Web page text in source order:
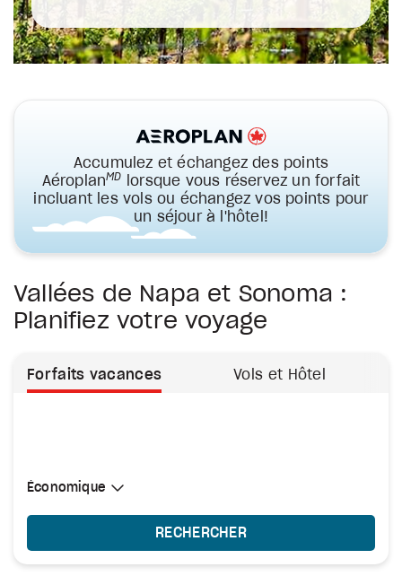
Accumulez et échangez des points
AéroplanMD
lorsque vous réservez un forfait
incluant les vols ou échangez vos points pour
un séjour à l'hôtel!
Vallées de Napa et Sonoma :
Planifiez votre voyage
Forfaits vacances Vols et Hôtel
Sélectionner une cabine
Économique
Économique
RECHERCHER